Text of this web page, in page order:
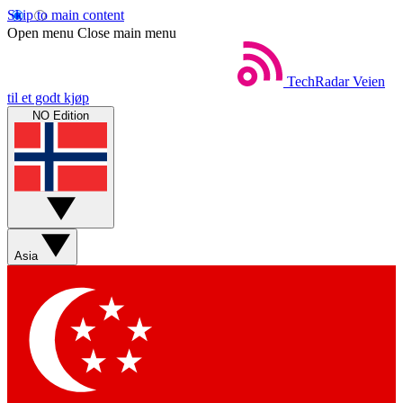
Skip to main content
Open menu Close main menu
TechRadar Veien
til et godt kjøp
NO Edition
Asia